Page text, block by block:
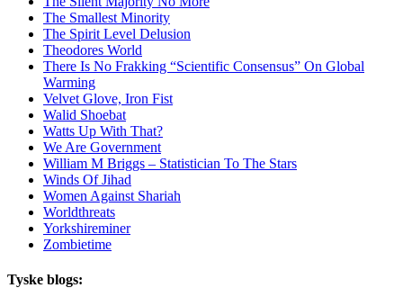
The Smallest Minority
The Spirit Level Delusion
Theodores World
There Is No Frakking “Scientific Consensus” On Global
Warming
Velvet Glove, Iron Fist
Walid Shoebat
Watts Up With That?
We Are Government
William M Briggs – Statistician To The Stars
Winds Of Jihad
Women Against Shariah
Worldthreats
Yorkshireminer
Zombietime
Tyske blogs: